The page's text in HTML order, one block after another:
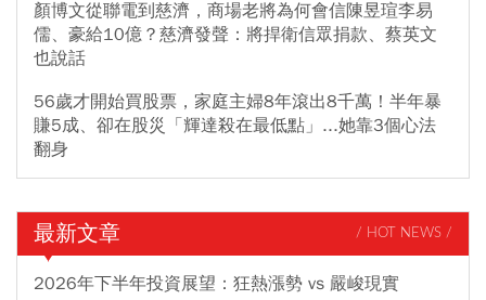
顏博文從聯電到慈濟，商場老將為何會信陳昱瑄李易
儒、豪給10億？慈濟發聲：將捍衛信眾捐款、蔡英文
也說話
56歲才開始買股票，家庭主婦8年滾出8千萬！半年暴
賺5成、卻在股災「輝達殺在最低點」...她靠3個心法
翻身
最新文章 / HOT NEWS /
2026年下半年投資展望：狂熱漲勢 vs 嚴峻現實